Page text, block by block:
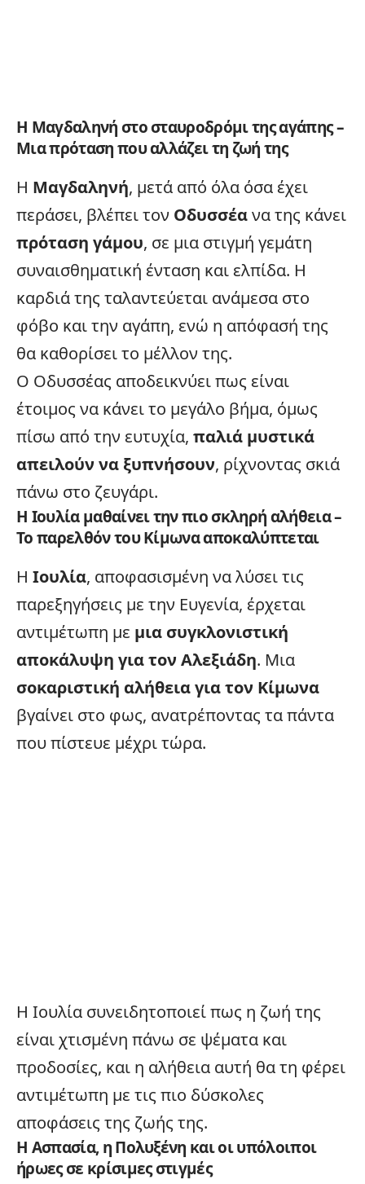
Η Μαγδαληνή στο σταυροδρόμι της αγάπης –
Μια πρόταση που αλλάζει τη ζωή της
Η Μαγδαληνή, μετά από όλα όσα έχει
περάσει, βλέπει τον Οδυσσέανα της κάνει
πρόταση γάμου, σε μια στιγμή γεμάτη
συναισθηματική ένταση και ελπίδα. Η
καρδιά της ταλαντεύεται ανάμεσα στο
φόβο και την αγάπη, ενώ η απόφασή της
θα καθορίσει το μέλλον της.
Ο Οδυσσέας αποδεικνύει πως είναι
έτοιμος να κάνει το μεγάλο βήμα, όμως
πίσω από την ευτυχία, παλιά μυστικά
απειλούν να ξυπνήσουν, ρίχνοντας σκιά
πάνω στο ζευγάρι.
Η Ιουλία μαθαίνει την πιο σκληρή αλήθεια –
Το παρελθόν του Κίμωνα αποκαλύπτεται
Η Ιουλία, αποφασισμένη να λύσει τις
παρεξηγήσεις με την Ευγενία, έρχεται
αντιμέτωπη με μια συγκλονιστική
αποκάλυψη για τον Αλεξιάδη. Μια
σοκαριστική αλήθεια για τον Κίμωνα
βγαίνει στο φως, ανατρέποντας τα πάντα
που πίστευε μέχρι τώρα.
Η Ιουλία συνειδητοποιεί πως η ζωή της
είναι χτισμένη πάνω σε ψέματα και
προδοσίες, και η αλήθεια αυτή θα τη φέρει
αντιμέτωπη με τις πιο δύσκολες
αποφάσεις της ζωής της.
Η Ασπασία, η Πολυξένη και οι υπόλοιποι
ήρωες σε κρίσιμες στιγμές